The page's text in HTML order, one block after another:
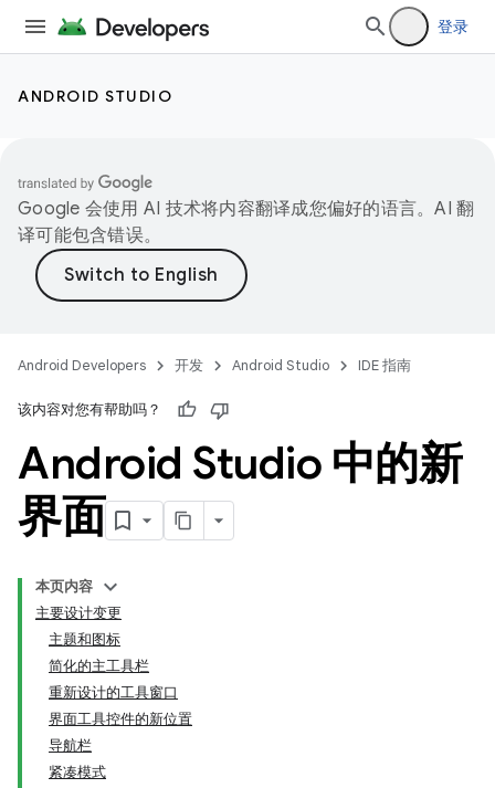
登录
ANDROID STUDIO
Google 会使用 AI 技术将内容翻译成您偏好的语言。AI 翻
译可能包含错误。
Android Developers 开发 Android Studio IDE 指南
该内容对您有帮助吗？
Android Studio 中的新
界面
本页内容
主要设计变更
主题和图标
简化的主工具栏
重新设计的工具窗口
界面工具控件的新位置
导航栏
紧凑模式